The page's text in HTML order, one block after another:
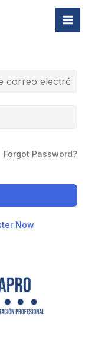
Forgot Password?
Now